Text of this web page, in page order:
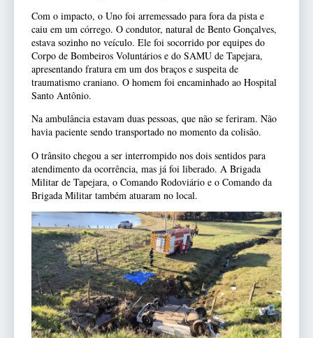
Com o impacto, o Uno foi arremessado para fora da pista e
caiu em um córrego. O condutor, natural de Bento Gonçalves,
estava sozinho no veículo. Ele foi socorrido por equipes do
Corpo de Bombeiros Voluntários e do SAMU de Tapejara,
apresentando fratura em um dos braços e suspeita de
traumatismo craniano. O homem foi encaminhado ao Hospital
Santo Antônio.
Na ambulância estavam duas pessoas, que não se feriram. Não
havia paciente sendo transportado no momento da colisão.
O trânsito chegou a ser interrompido nos dois sentidos para
atendimento da ocorrência, mas já foi liberado. A Brigada
Militar de Tapejara, o Comando Rodoviário e o Comando da
Brigada Militar também atuaram no local.